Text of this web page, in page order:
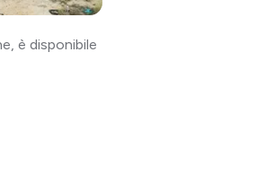
è disponibile